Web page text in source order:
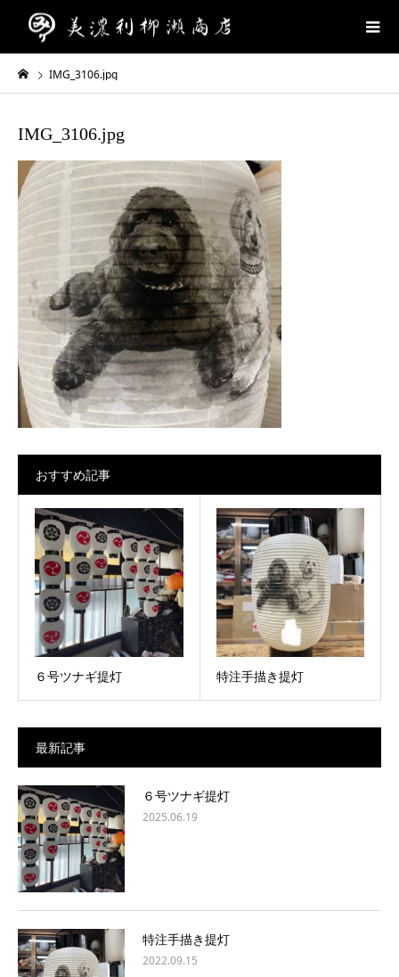
IMG_3106.jpg
IMG_3106.jpg
おすすめ記事
６号ツナギ提灯 特注手描き提灯
最新記事
６号ツナギ提灯
2025.06.19
特注手描き提灯
2022.09.15